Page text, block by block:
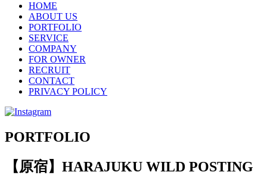
HOME
ABOUT US
PORTFOLIO
SERVICE
COMPANY
FOR OWNER
RECRUIT
CONTACT
PRIVACY POLICY
PORTFOLIO
【原宿】HARAJUKU WILD POSTING